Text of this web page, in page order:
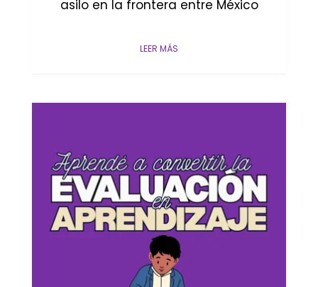
asilo en la frontera entre México
LEER MÁS